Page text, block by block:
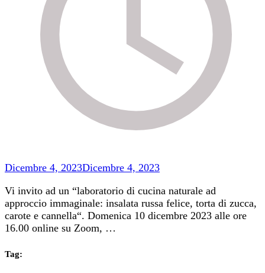
Dicembre 4, 2023Dicembre 4, 2023
Vi invito ad un “laboratorio di cucina naturale ad
approccio immaginale: insalata russa felice, torta di zucca,
carote e cannella“. Domenica 10 dicembre 2023 alle ore
16.00 online su Zoom, …
Tag: